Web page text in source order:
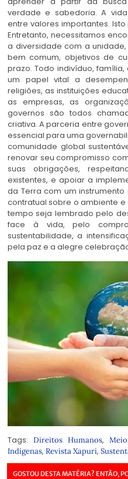
verdade e sabedoria. A
entre valores importantes.
Entretanto, necessitamos
a diversidade com a
bem comum, objetivos de
prazo. Todo indivíduo,
um papel vital a
religiões, as instituições
as empresas, as
governos são todos
criativa. A parceria entre
essencial para uma
comunidade global
renovar seu compromisso
suas obrigações,
existentes, e apoiar a
da Terra com um
contratual sobre o ambiente
tempo seja lembrado pelo
face à vida, pelo
sustentabilidade, a
pela paz e a alegre
Tags: Direitos Humanos,
Indígenas, Revista Xapuri,
GOSTOU DESTA MATÉRIA? ENTÃO,